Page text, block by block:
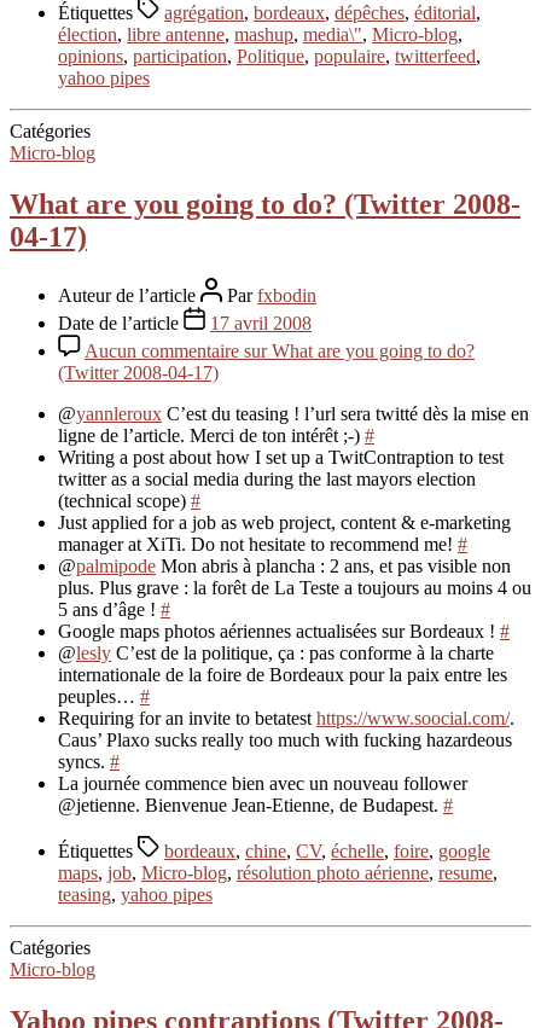
Étiquettes agrégation, bordeaux, dépêches, éditorial,
élection, libre antenne, mashup, media\", Micro-blog,
opinions, participation, Politique, populaire, twitterfeed,
yahoo pipes
Catégories
Micro-blog
What are you going to do? (Twitter 2008-
04-17)
Auteur de l’article Parfxbodin
Date de l’article
17 avril 2008
Aucun commentaire sur What are you going to do?
(Twitter 2008-04-17)
@yannleroux C’est du teasing ! l’url sera twitté dès la mise en
ligne de l’article. Merci de ton intérêt ;-) #
Writing a post about how I set up a TwitContraption to test
twitter as a social media during the last mayors election
(technical scope) #
Just applied for a job as web project, content & e-marketing
manager at XiTi. Do not hesitate to recommend me! #
@palmipode Mon abris à plancha : 2 ans, et pas visible non
plus. Plus grave : la forêt de La Teste a toujours au moins 4 ou
5 ans d’âge ! #
Google maps photos aériennes actualisées sur Bordeaux ! #
@lesly C’est de la politique, ça : pas conforme à la charte
internationale de la foire de Bordeaux pour la paix entre les
peuples… #
Requiring for an invite to betatest https://www.soocial.com/.
Caus’ Plaxo sucks really too much with fucking hazardeous
syncs. #
La journée commence bien avec un nouveau follower
@jetienne. Bienvenue Jean-Etienne, de Budapest. #
Étiquettes bordeaux, chine, CV, échelle, foire, google
maps, job, Micro-blog, résolution photo aérienne, resume,
teasing, yahoo pipes
Catégories
Micro-blog
Yahoo pipes contraptions (Twitter 2008-